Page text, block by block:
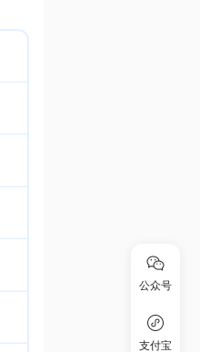
公众号
支付宝